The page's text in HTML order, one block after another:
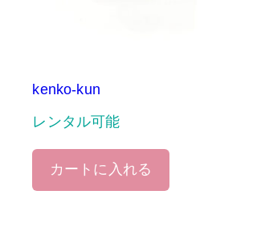
kenko-kun
レンタル可能
カートに入れる